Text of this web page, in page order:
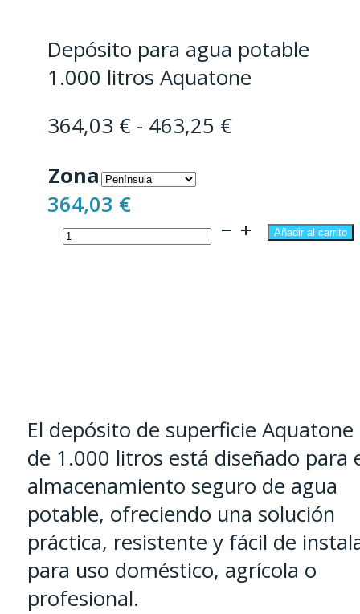
Depósito para agua potable
1.000 litros Aquatone
364,03 € - 463,25 €Rango
364,03 €
Zona
364,03 €
Depósito
ENVÍO
GRATIS
cantidad
Añadir al carrito
El depósito de superficie Aquatone
de 1.000 litros está diseñado para
almacenamiento seguro de agua
potable, ofreciendo una solución
práctica, resistente y fácil de
para uso doméstico, agrícola o
profesional.